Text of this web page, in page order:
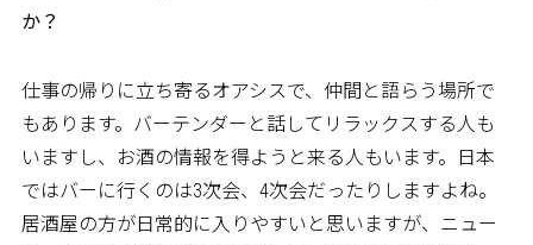
か？
仕事の帰りに立ち寄るオアシスで、仲間と語らう場所で
もあります。バーテンダーと話してリラックスする人も
いますし、お酒の情報を得ようと来る人もいます。日本
ではバーに行くのは3次会、4次会だったりしますよね。
居酒屋の方が日常的に入りやすいと思いますが、ニュー